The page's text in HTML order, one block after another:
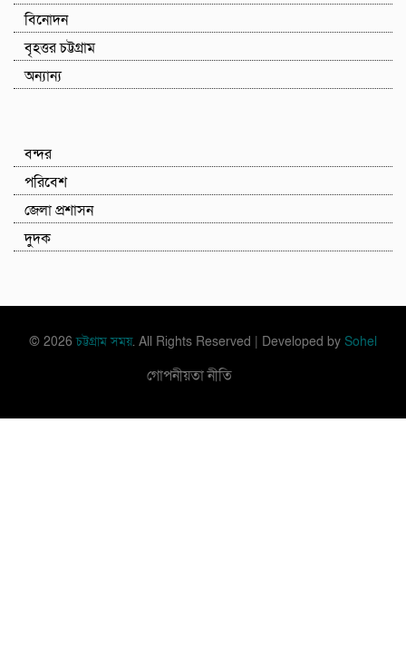
বিনোদন
বৃহত্তর চট্টগ্রাম
অন্যান্য
বন্দর
পরিবেশ
জেলা প্রশাসন
দুদক
© 2026চট্টগ্রাম সময়. All Rights Reserved | Developed by Sohel
গোপনীয়তা নীতি